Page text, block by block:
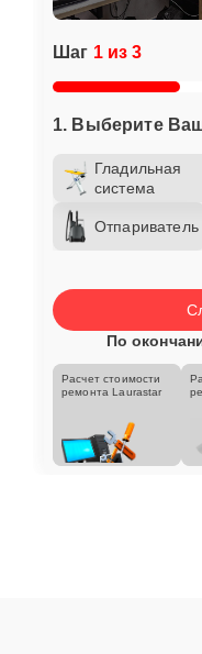
Шаг 1 из 3
1. Выберите
Гладильная
система
Отпариватель
По
Расчет стоимости
ремонта Laurastar